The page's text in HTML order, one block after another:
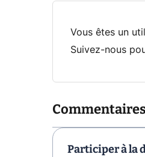
Vous êtes un
Suivez-nous
Commentaires
Participer à la